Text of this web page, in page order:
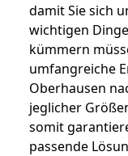
damit Sie sich
wichtigen
kümmern
umfangreiche
Oberhausen
jeglicher
somit
passende